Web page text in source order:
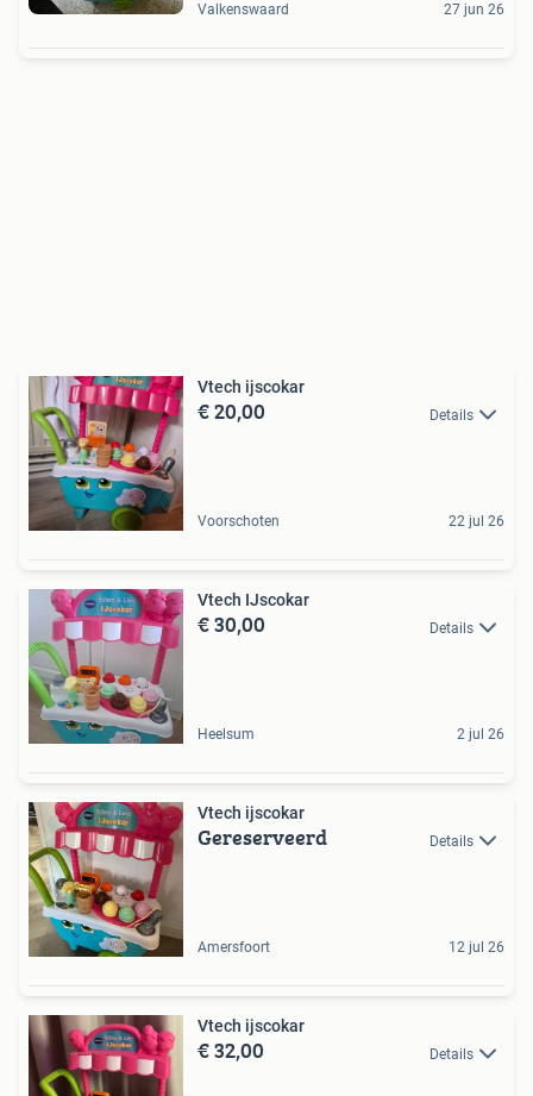
Valkenswaard 27 jun 26
Vtech ijscokar
€ 20,00 Details
Voorschoten 22 jul 26
Vtech IJscokar
€ 30,00 Details
Heelsum 2 jul 26
Vtech ijscokar
Gereserveerd Details
Amersfoort 12 jul 26
Vtech ijscokar
€ 32,00 Details